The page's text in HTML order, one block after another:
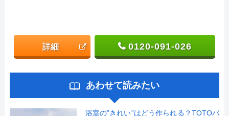
詳細 0120-091-026
あわせて読みたい
浴室の”きれい”はどう作られる？TOTOバ